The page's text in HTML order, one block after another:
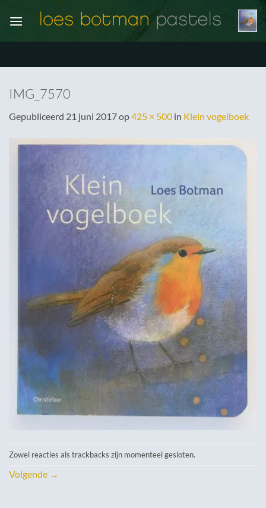
naar
IMG_7570
Gepubliceerd 21 juni 2017op425 × 500 in Klein vogelboek
Zowel reacties als trackbacks zijn momenteel gesloten.
Volgende →